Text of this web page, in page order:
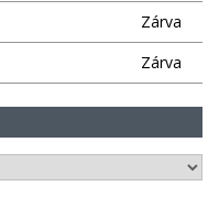
Zárva
Zárva